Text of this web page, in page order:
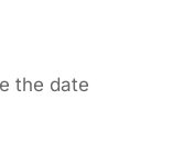
the date